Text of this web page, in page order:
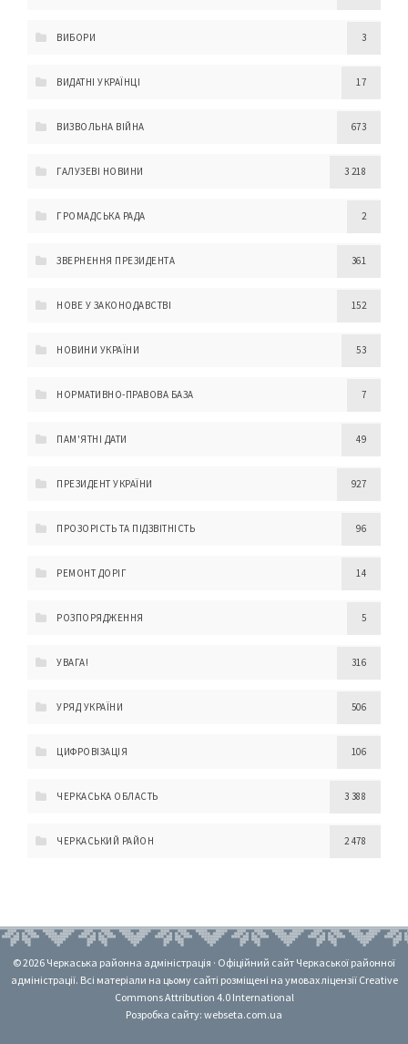
ВИБОРИ 3
ВИДАТНІ УКРАЇНЦІ 17
ВИЗВОЛЬНА ВІЙНА 673
ГАЛУЗЕВІ НОВИНИ 3 218
ГРОМАДСЬКА РАДА 2
ЗВЕРНЕННЯ ПРЕЗИДЕНТА 361
НОВЕ У ЗАКОНОДАВСТВІ 152
НОВИНИ УКРАЇНИ 53
НОРМАТИВНО-ПРАВОВА БАЗА 7
ПАМ'ЯТНІ ДАТИ 49
ПРЕЗИДЕНТ УКРАЇНИ 927
ПРОЗОРІСТЬ ТА ПІДЗВІТНІСТЬ 96
РЕМОНТ ДОРІГ 14
РОЗПОРЯДЖЕННЯ 5
УВАГА! 316
УРЯД УКРАЇНИ 506
ЦИФРОВІЗАЦІЯ 106
ЧЕРКАСЬКА ОБЛАСТЬ 3 388
ЧЕРКАСЬКИЙ РАЙОН 2 478
© 2026 Черкаська районна адміністрація · Офіційний сайт Черкаської районної
адміністрації. Всі матеріали на цьому сайті розміщені на умовах ліцензії Creative
Commons Attribution 4.0 International
Розробка сайту: webseta.com.ua